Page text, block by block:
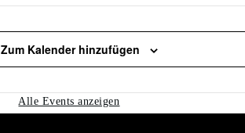
Zum Kalender hinzufügen
Alle Events anzeigen